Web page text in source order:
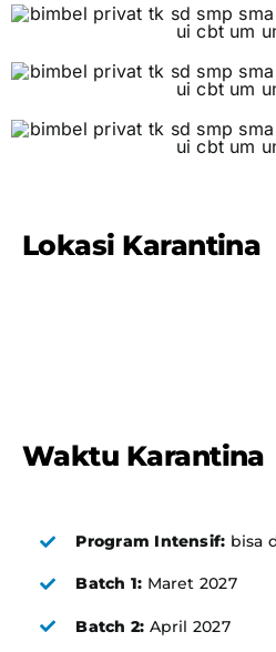
Lokasi Karantina
Waktu Karantina
Program Intensif: bisa
Batch 1: Maret 2027
Batch 2: April 2027